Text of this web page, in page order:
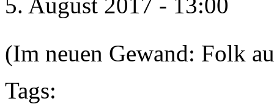
(Im neuen Gewand: Folk
Tags: